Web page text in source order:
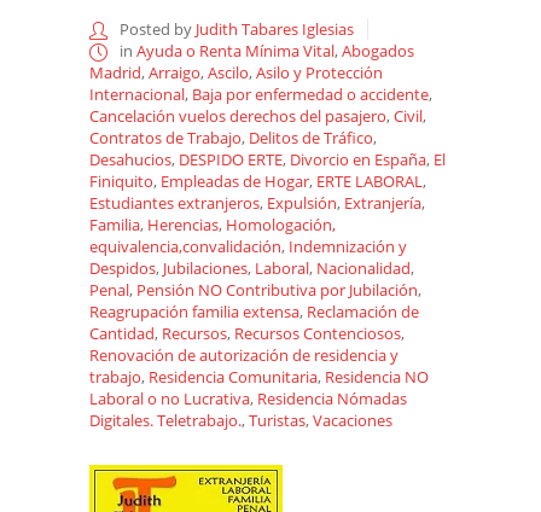
Posted by Judith Tabares Iglesias
in Ayuda o Renta Mínima Vital,Abogados
Madrid,Arraigo,Ascilo,Asilo y Protección
Internacional, Baja por enfermedad o accidente,
Cancelación vuelos derechos del pasajero,Civil,
Contratos de Trabajo, Delitos de Tráfico,
Desahucios, DESPIDO ERTE, Divorcio en España, El
Finiquito, Empleadas de Hogar, ERTE LABORAL,
Estudiantes extranjeros, Expulsión, Extranjería,
Familia, Herencias, Homologación,
equivalencia,convalidación, Indemnización y
Despidos, Jubilaciones, Laboral, Nacionalidad,
Penal, Pensión NO Contributiva por Jubilación,
Reagrupación familia extensa, Reclamación de
Cantidad, Recursos, Recursos Contenciosos,
Renovación de autorización de residencia y
trabajo, Residencia Comunitaria, Residencia NO
Laboral o no Lucrativa, Residencia Nómadas
Digitales. Teletrabajo.,Turistas,Vacaciones